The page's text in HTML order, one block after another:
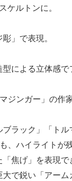
ケルトンに。
」で表現。
による立体感で
ジンガー」の作
ラック」「ト
、ハイライトが
焦げ」を表現で
で鋭い「アーム